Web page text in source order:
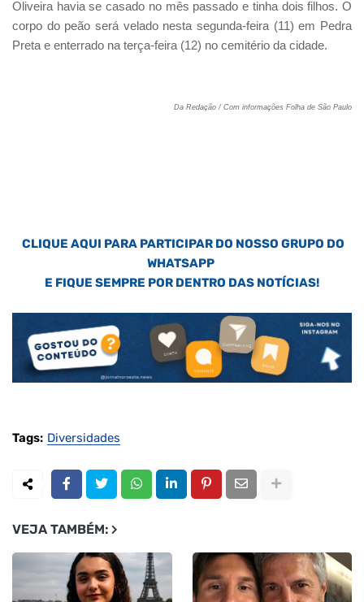
Oliveira havia se casado no mês passado e tinha dois filhos. O
corpo do peão será velado nesta segunda-feira (11) em Pedra
Preta e enterrado na terça-feira (12) no cemitério da cidade.
Da Redação / Com informações Folha de São Paulo
CLIQUE AQUI PARA PARTICIPAR DO NOSSO GRUPO DO
WHATSAPP
E FIQUE SEMPRE POR DENTRO DAS NOTÍCIAS!
Tags: Diversidades
VEJA TAMBÉM: